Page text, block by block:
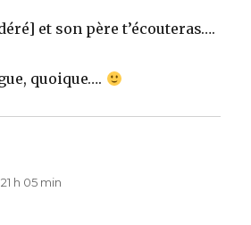
et son père t’écouteras….
quoique….
h 05 min